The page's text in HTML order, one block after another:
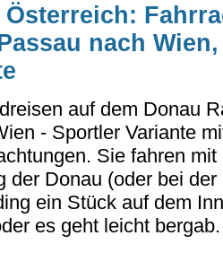
nach
auf dem Donau
- Sportler Variante
Sie fahren mit
der Donau (oder bei
ein Stück auf dem
es geht leicht